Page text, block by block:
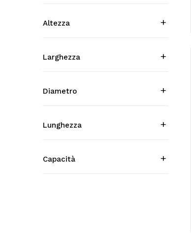
Altezza
Larghezza
Diametro
Lunghezza
Capacità